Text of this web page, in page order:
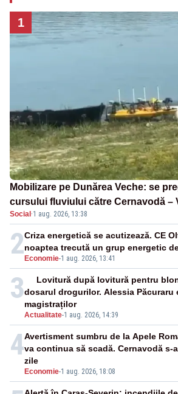
1
Mobilizare pe Dunărea Veche: se
cursului fluviului către Cernavodă –
Social ·1 aug. 2026, 13:38
2 Economie-1 aug. 2026, 13:41
Criza energetică se acutizează. CE
noaptea trecută un grup energetic
3
Actualitate-1 aug. 2026, 14:39
Lovitură după lovitură pentru
dosarul drogurilor. Alessia Păcuraru
magistraților
4
Economie-1 aug. 2026, 18:08
Avertisment sumbru de la Apele
va continua să scadă. Cernavodă s-
zile